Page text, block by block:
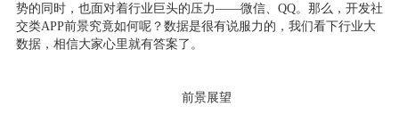
势的同时，也面对着行业巨头的压力——微信、QQ。那么，开发社
交类APP前景究竟如何呢？数据是很有说服力的，我们看下行业大
数据，相信大家心里就有答案了。
前景展望